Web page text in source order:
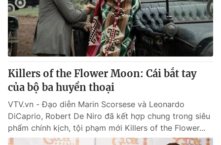
Sản phẩm
Thị trường
Tư vấn
Lịch phát sóng
Chuyên mục khác
Emagazine Podcast
Photo Infographic
Video Shorts video
Killers of the Flower Moon: Cái bắt tay
của bộ ba huyền thoại
VTV.vn - Đạo diễn Marin Scorsese và Leonardo
DiCaprio, Robert De Niro đã kết hợp chung trong siêu
phẩm chính kịch, tội phạm mới Killers of the Flower...